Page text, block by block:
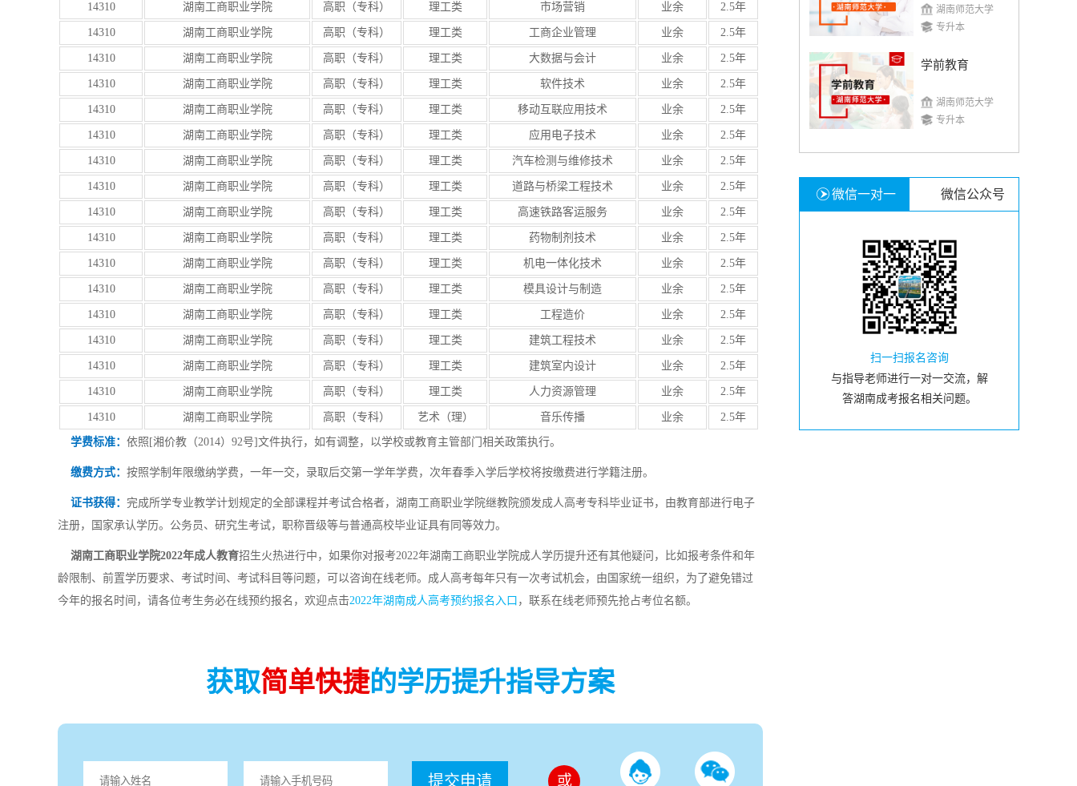
14310 湖南工商职业学院 高职（专科） 理工类 市场营销 业余 2.5年
14310 湖南工商职业学院 高职（专科） 理工类 工商企业管理 业余 2.5年
14310 湖南工商职业学院 高职（专科） 理工类 大数据与会计 业余 2.5年
14310 湖南工商职业学院 高职（专科） 理工类 软件技术 业余 2.5年
14310 湖南工商职业学院 高职（专科） 理工类 移动互联应用技术 业余 2.5年
14310 湖南工商职业学院 高职（专科） 理工类 应用电子技术 业余 2.5年
14310 湖南工商职业学院 高职（专科） 理工类 汽车检测与维修技术 业余 2.5年
14310 湖南工商职业学院 高职（专科） 理工类 道路与桥梁工程技术 业余 2.5年
14310 湖南工商职业学院 高职（专科） 理工类 高速铁路客运服务 业余 2.5年
14310 湖南工商职业学院 高职（专科） 理工类 药物制剂技术 业余 2.5年
14310 湖南工商职业学院 高职（专科） 理工类 机电一体化技术 业余 2.5年
14310 湖南工商职业学院 高职（专科） 理工类 模具设计与制造 业余 2.5年
14310 湖南工商职业学院 高职（专科） 理工类 工程造价 业余 2.5年
14310 湖南工商职业学院 高职（专科） 理工类 建筑工程技术 业余 2.5年
14310 湖南工商职业学院 高职（专科） 理工类 建筑室内设计 业余 2.5年
14310 湖南工商职业学院 高职（专科） 理工类 人力资源管理 业余 2.5年
14310 湖南工商职业学院 高职（专科） 艺术（理） 音乐传播 业余 2.5年
学费标准： 依照[湘价教（2014）92号]文件执行，如有调整，以学校或教育主管部门相关政策执行。
缴费方式： 按照学制年限缴纳学费，一年一交，录取后交第一学年学费，次年春季入学后学校将按缴费进行学籍注册。
证书获得： 完成所学专业教学计划规定的全部课程并考试合格者，湖南工商职业学院继教院颁发成人高考专科毕业证书，由教育部进行电子
注册，国家承认学历。公务员、研究生考试，职称晋级等与普通高校毕业证具有同等效力。
湖南工商职业学院2022年成人教育招生火热进行中，如果你对报考2022年湖南工商职业学院成人学历提升还有其他疑问，比如报考条件和年
龄限制、前置学历要求、考试时间、考试科目等问题，可以咨询在线老师。成人高考每年只有一次考试机会，由国家统一组织，为了避免错过
今年的报名时间，请各位考生务必在线预约报名，欢迎点击2022年湖南成人高考预约报名入口 ，联系在线老师预先抢占考位名额。
获取简单快捷的学历提升指导方案
提交申请 或
湖南师范大学
专升本
学前教育
湖南师范大学
专升本
微信一对一 微信公众号
扫一扫报名咨询
与指导老师进行一对一交流，解
答湖南成考报名相关问题。